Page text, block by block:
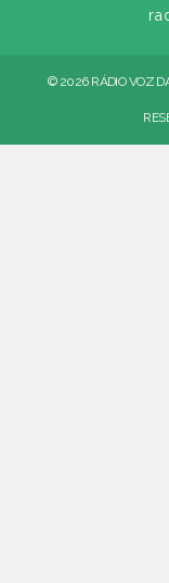
© 2026 RÁDIO VOZ